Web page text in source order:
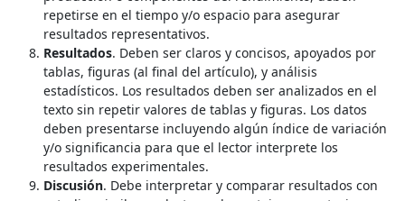
repetirse en el tiempo y/o espacio para asegurar
resultados representativos.
Resultados. Deben ser claros y concisos, apoyados por
tablas, figuras (al final del artículo), y análisis
estadísticos. Los resultados deben ser analizados en el
texto sin repetir valores de tablas y figuras. Los datos
deben presentarse incluyendo algún índice de variación
y/o significancia para que el lector interprete los
resultados experimentales.
Discusión. Debe interpretar y comparar resultados con